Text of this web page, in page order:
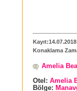
Konaklama
Amelia
Otel: Amelia
Bölge: